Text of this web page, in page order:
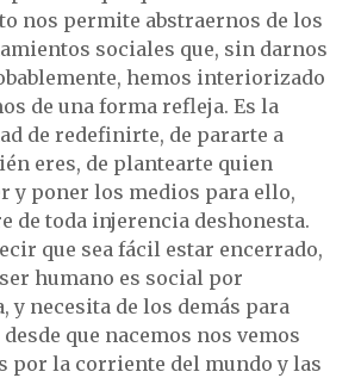
nos permite abstraernos de los
sociales que, sin darnos
hemos interiorizado
de una forma refleja. Es la
de redefinirte, de pararte a
eres, de plantearte quien
y poner los medios para ello,
de toda injerencia deshonesta.
que sea fácil estar encerrado,
humano es social por
y necesita de los demás para
que nacemos nos vemos
por la corriente del mundo y las